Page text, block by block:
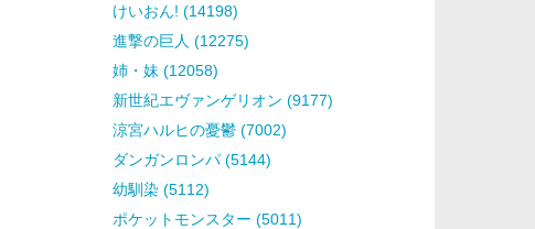
けいおん! (14198)
進撃の巨人 (12275)
姉・妹 (12058)
新世紀エヴァンゲリオン (9177)
涼宮ハルヒの憂鬱 (7002)
ダンガンロンパ (5144)
幼馴染 (5112)
ポケットモンスター (5011)